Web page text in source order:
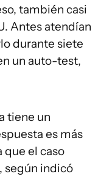
también casi
Antes atendían
durante siete
un auto-test,
tiene un
es más
que el caso
según indicó